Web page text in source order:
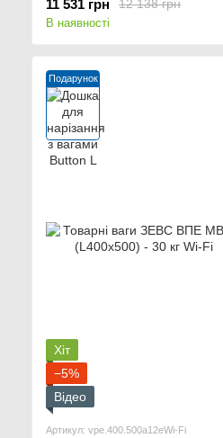
12 138 грн
11 531 грн
В наявності
Подарунок
Хіт
−5%
Відео
Артикул: vpe.400.500a12eWi-Fi